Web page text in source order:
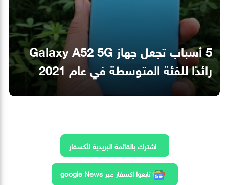
5 أسباب تجعل جهاز Galaxy A52 5G
رائدًا للفئة المتوسطة في عام 2021
اشترك بالقائمة البريدية لأكسفار
تابعوا اكسفار عبر google News